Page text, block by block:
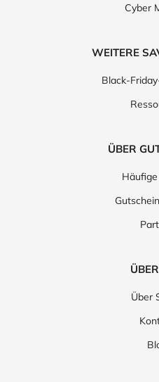
Cyber
WEITERE
Black-
ÜBER
Über